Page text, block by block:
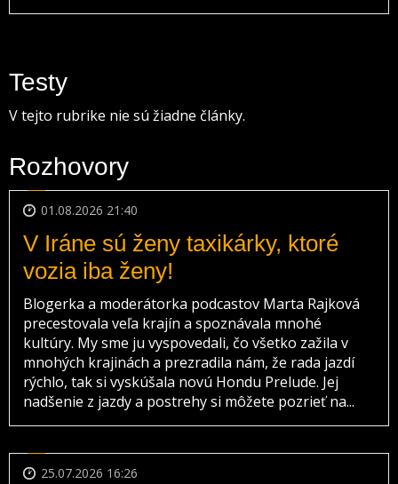
Testy
V tejto rubrike nie sú žiadne články.
Rozhovory
01.08.2026 21:40
V Iráne sú ženy taxikárky, ktoré
vozia iba ženy!
Blogerka a moderátorka podcastov Marta Rajková
precestovala veľa krajín a spoznávala mnohé
kultúry. My sme ju vyspovedali, čo všetko zažila v
mnohých krajinách a prezradila nám, že rada jazdí
rýchlo, tak si vyskúšala novú Hondu Prelude. Jej
nadšenie z jazdy a postrehy si môžete pozrieť na...
25.07.2026 16:26